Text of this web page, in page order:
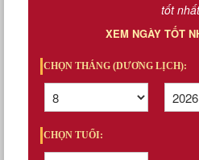
Kinh Dịch
Văn Hoa Tâm linh
Xem ngày
tốt nhất
XEM NGÀY TỐT
CHỌN THÁNG (DƯƠNG LỊCH):
CHỌN TUỔI: